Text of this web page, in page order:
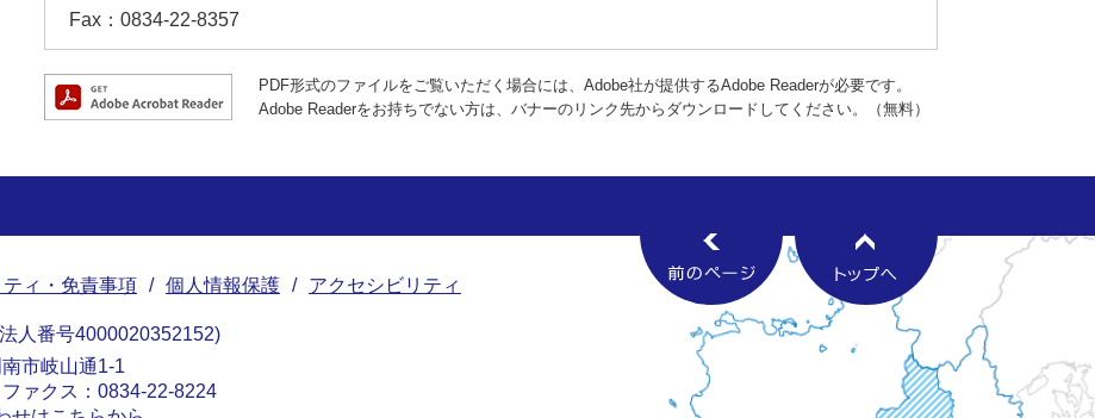
Fax：0834-22-8357
PDF形式のファイルをご覧いただく場合には、Adobe社が提供するAdobe Readerが必要です。
Adobe Readerをお持ちでない方は、バナーのリンク先からダウンロードしてください。（無料）
ィ・免責事項 個人情報保護 アクセシビリティ
法人番号4000020352152
市岐山通1-1
ァクス：0834-22-8224